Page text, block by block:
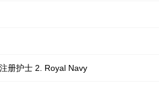
册护士 2. Royal Navy